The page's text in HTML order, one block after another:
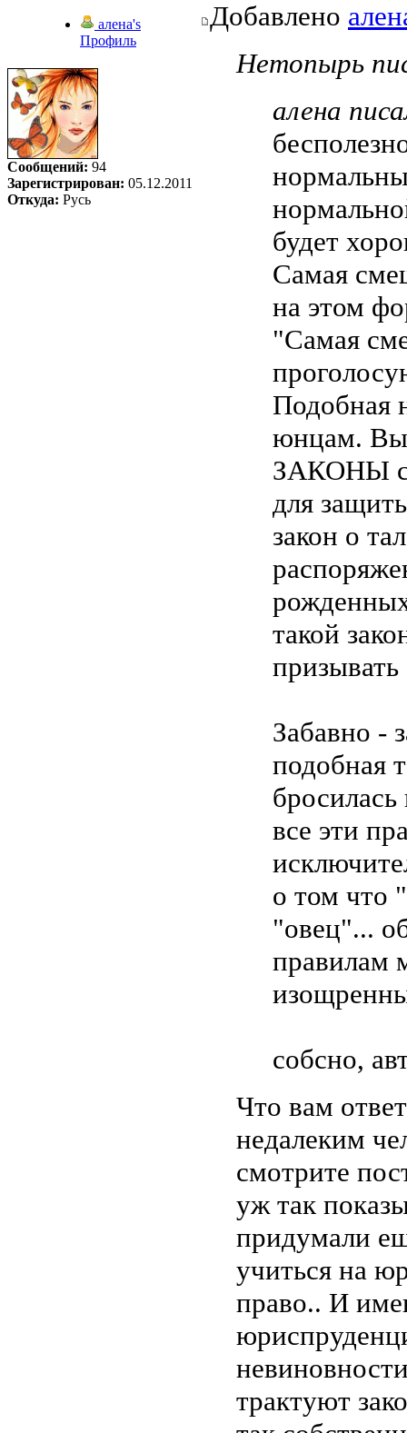
алена's
Профиль
Сообщений: 94
Зарегистрирован: 05.12.2011
Откуда: Русь
Добавлено
Нетопырь
алена
будет
Самая
на этом
"Самая
Подобная
юнцам. Вы
ЗАКОНЫ
для
закон о
такой
Забавно -
подобная
бросилась
все эти
о том что
"овец"...
правилам
собсно,
Что вам
недалеким
смотрите
уж так
придумали
учиться на
право.. И
трактуют